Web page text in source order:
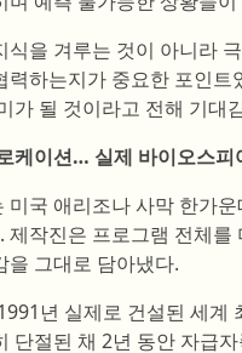
식을 겨루는 것이 아니라
력하는지가 중요한 포인
가 될 것이라고 전해 기대
케이션… 실제 바이오스
미국 애리조나 사막 한가
제작진은 프로그램 전체
을 그대로 담아냈다.
년 실제로 건설된 세계
단절된 채 2년 동안 자급